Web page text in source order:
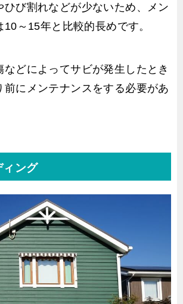
ひび割れなどが少ないため、メン
～15年と比較的長めです。
などによってサビが発生したとき
前にメンテナンスをする必要があ
ィング